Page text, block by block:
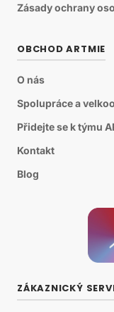
Zásady ochrany
OBCHOD ARTMIE
O nás
Spolupráce a
Přidejte se k týmu
Kontakt
Blog
ZÁKAZNICKÝ